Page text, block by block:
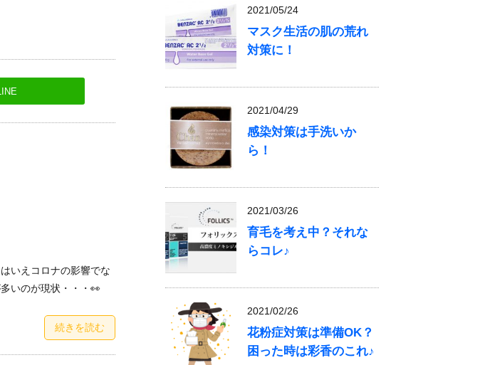
いえコロナの影響でな
いのが現状・・・👀
続きを読む
2021/05/24
マスク生活の肌の荒れ
対策に！
2021/04/29
感染対策は手洗いか
ら！
2021/03/26
育毛を考え中？それな
らコレ♪
2021/02/26
花粉症対策は準備OK？
困った時は彩香のこれ♪